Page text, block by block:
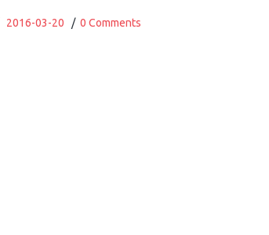
2016-03-20 / 0 Comments